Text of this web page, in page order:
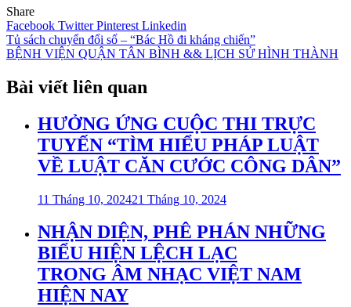
Share
Facebook TwitterPinterest Linkedin
Điều
hướng
bài
Tủ sách chuyển đổi số – “Bác Hồ đi kháng chiến”
BỆNH VIỆN QUẬN TÂN BÌNH && LỊCH SỬ HÌNH THÀNH
Bài viết liên quan
HƯỞNG ỨNG CUỘC THI TRỰC
TUYẾN “TÌM HIỂU PHÁP LUẬT
VỀ LUẬT CĂN CƯỚC CÔNG DÂN”
11 Tháng 10, 202421 Tháng 10, 2024
NHẬN DIỆN, PHÊ PHÁN NHỮNG
BIỂU HIỆN LỆCH LẠC
TRONG ÂM NHẠC VIỆT NAM
HIỆN NAY